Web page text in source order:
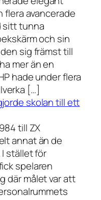
avancerade
sitt tunna
och sin
sig främst till
mer än en
hade under flera
[…]
skolan till ett
till ZX
annat än de
stället för
spelaren
där målet var att